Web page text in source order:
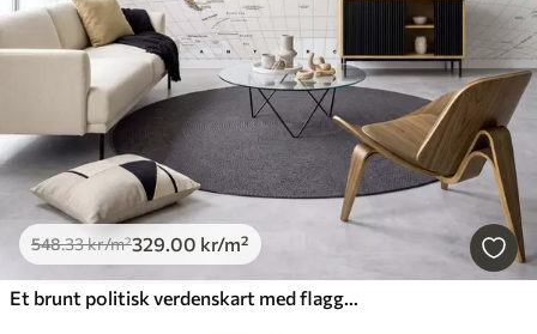
548.33kr/m²329.00 kr/m²
Et brunt politisk verdenskart med flagg på engelsk